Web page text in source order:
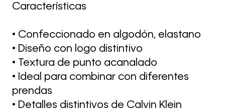
Características
• Confeccionado en algodón, elastano
• Diseño con logo distintivo
• Textura de punto acanalado
• Ideal para combinar con diferentes
prendas
• Detalles distintivos de Calvin Klein